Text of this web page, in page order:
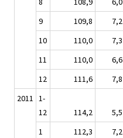
9
109,8 7,2
10
110,0 7,3
11
110,0 6,6
12
111,6 7,8
2011 1-
12
114,2 5,5
1
112,3 7,2